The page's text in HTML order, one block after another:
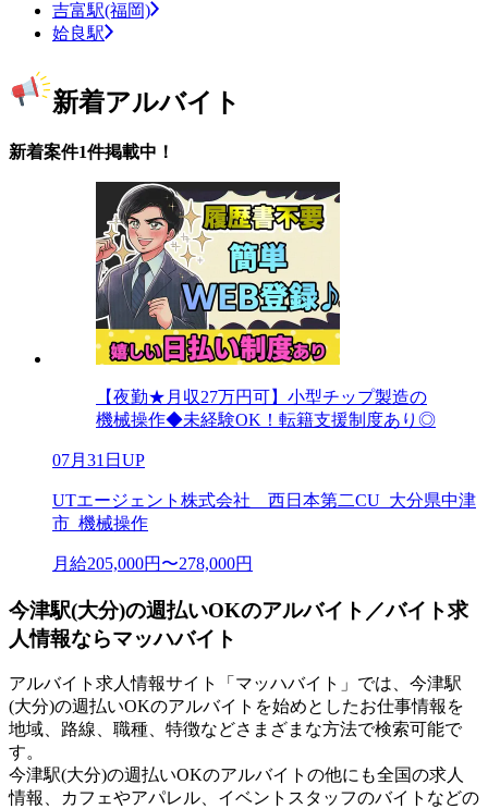
吉富駅(福岡)
姶良駅
新着アルバイト
新着案件1件掲載中！
【夜勤★月収27万円可】小型チップ製造の
機械操作◆未経験OK！転籍支援制度あり◎
07月31日UP
UTエージェント株式会社 西日本第二CU_大分県中津
市_機械操作
月給205,000円〜278,000円
今津駅(大分)の週払いOKのアルバイト／バイト求
人情報ならマッハバイト
アルバイト求人情報サイト「マッハバイト」では、今津駅
(大分)の週払いOKのアルバイトを始めとしたお仕事情報を
地域、路線、職種、特徴などさまざまな方法で検索可能で
す。
今津駅(大分)の週払いOKのアルバイトの他にも全国の求人
情報、カフェやアパレル、イベントスタッフのバイトなどの